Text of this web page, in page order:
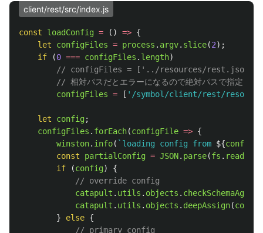
client/rest/src/index.js
const loadConfig = () => {
let
configFiles = process . argv. slice(2);
if
(0 === configFiles . length)
// configFiles = ['../resources/rest.json'];
// 相対パスだとエラーになるので絶対パスで指定
configFiles = [ ' /symbol/client/rest/
let config;
configFiles . forEach(configFile => {
winston. info( `loading config from ${
const
partialConfig = JSON. parse(fs .
if
(config)
{
// override config
catapult . utils . objects .
catapult . utils . objects . deepAssign(config
}
else {
// primary config